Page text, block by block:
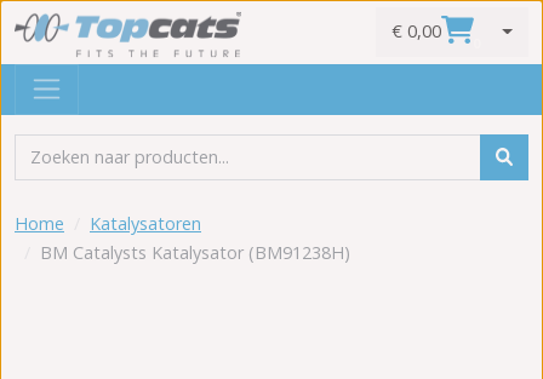
€ 0,00
Home
Katalysatoren
BM Catalysts Katalysator (BM91238H)